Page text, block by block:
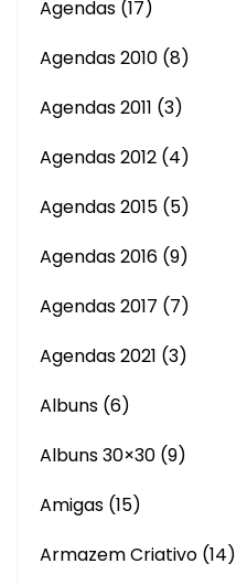
Agendas (17)
Agendas 2010 (8)
Agendas 2011 (3)
Agendas 2012 (4)
Agendas 2015 (5)
Agendas 2016 (9)
Agendas 2017 (7)
Agendas 2021 (3)
Albuns (6)
Albuns 30×30 (9)
Amigas (15)
Armazem Criativo (14)